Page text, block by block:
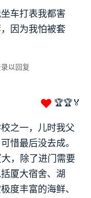
车打表我都害
因为我怕被套
以回复
❤ 🏆🏆🏅
之一，儿时我父
惜最后没去成。
，除了进门需要
厦大宿舍、湖
度丰富的海鲜、